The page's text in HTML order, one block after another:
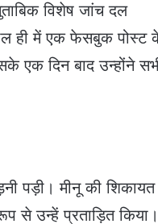
विशेष जांच दल
ही में एक फेसबुक पोस्ट
एक दिन बाद उन्होंने
पड़ी। मीनू की
से उन्हें प्रताड़ित किया।